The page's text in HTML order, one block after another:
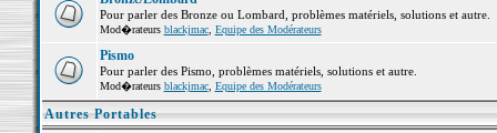
Pour parler des Bronze ou Lombard, problèmes matériels, solutions et autre.
Mod�rateurs blackjmac, Equipe des Modérateurs
Pismo
Pour parler des Pismo, problèmes matériels, solutions et autre.
Mod�rateurs blackjmac, Equipe des Modérateurs
Autres Portables